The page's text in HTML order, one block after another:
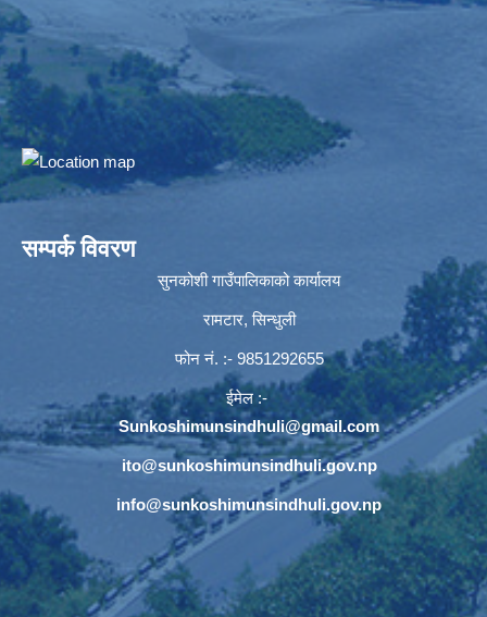
सम्पर्क विवरण
सुनकोशी गाउँपालिकाको कार्यालय
रामटार, सिन्धुली
फोन नं‍. :- 9851292655
ईमेल :-
Sunkoshimunsindhuli@gmail.com
ito@sunkoshimunsindhuli.gov.np
info@sunkoshimunsindhuli.gov.np